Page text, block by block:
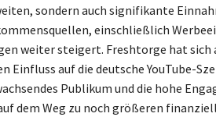
sondern auch signifikante
einschließlich
weiter steigert. Freshtorge hat
Einfluss auf die deutsche YouTube-
Publikum und die hohe
dem Weg zu noch größeren